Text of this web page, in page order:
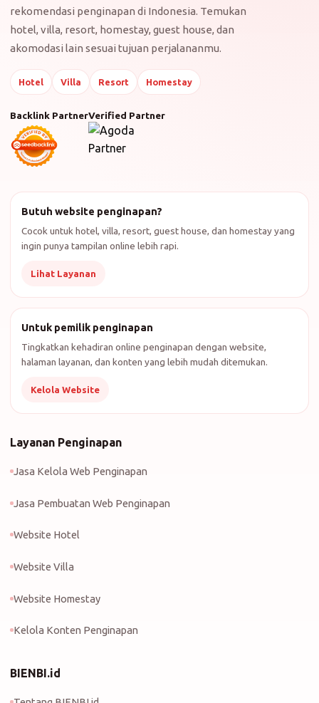
rekomendasi penginapan di Indonesia. Temukan
hotel, villa, resort, homestay, guest house, dan
akomodasi lain sesuai tujuan perjalananmu.
Hotel Villa Resort Homestay
Backlink PartnerVerified Partner
Butuh website penginapan?
Cocok untuk hotel, villa, resort, guest house, dan homestay yang
ingin punya tampilan online lebih rapi.
Lihat Layanan
Untuk pemilik penginapan
Tingkatkan kehadiran online penginapan dengan website,
halaman layanan, dan konten yang lebih mudah ditemukan.
Kelola Website
Layanan Penginapan
Jasa Kelola Web Penginapan
Jasa Pembuatan Web Penginapan
Website Hotel
Website Villa
Website Homestay
Kelola Konten Penginapan
BIENBI.id